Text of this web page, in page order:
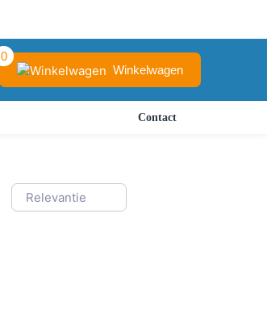
0
Winkelwagen
Contact